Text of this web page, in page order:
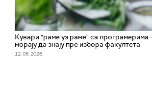
Кувари "раме уз раме" са програмерима
морају да знају пре избора факултета
12. 06. 2026.